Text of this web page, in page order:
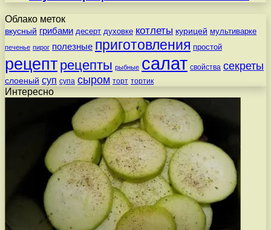
Облако меток
вкусный грибами десерт духовке котлеты курицей мультиварке
печенье пирог полезные приготовления простой
рецепт рецепты рыбные салат свойства секреты
слоеный суп супа сыром торт тортик
Интересно